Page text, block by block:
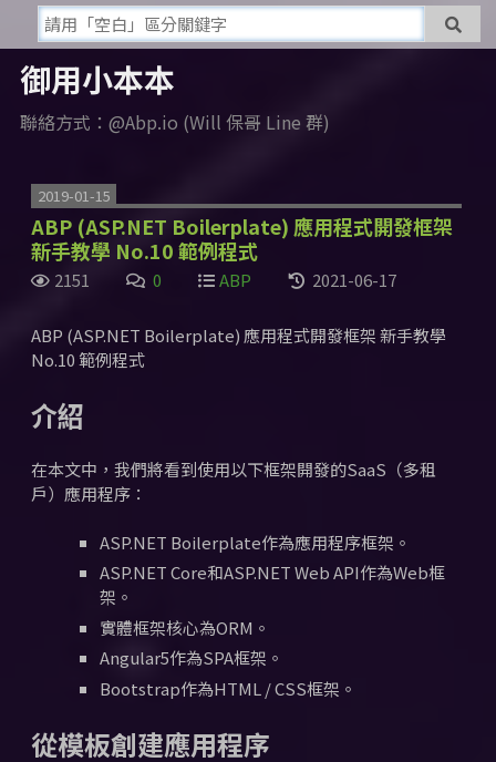
御用小本本
聯絡方式：@Abp.io (Will 保哥 Line 群)
2019-01-15
ABP (ASP.NET Boilerplate) 應用程式開發框架
新手教學 No.10 範例程式
2151 0 ABP 2021-06-17
ABP (ASP.NET Boilerplate) 應用程式開發框架 新手教學
No.10 範例程式
介紹
在本文中，我們將看到使用以下框架開發的SaaS（多租
戶）應用程序：
ASP.NET Boilerplate作為應用程序框架。
ASP.NET Core和ASP.NET Web API作為Web框
架。
實體框架核心為ORM。
Angular5作為SPA框架。
Bootstrap作為HTML / CSS框架。
從模板創建應用程序